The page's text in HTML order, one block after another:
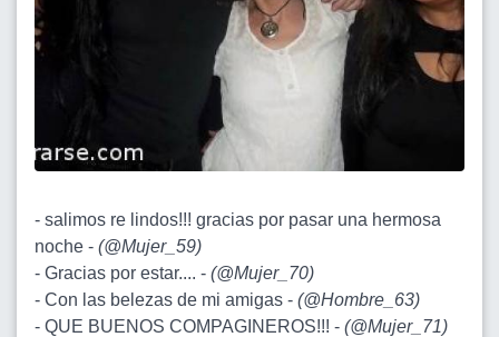
- salimos re lindos!!! gracias por pasar una hermosa
noche - (@Mujer_59)
- Gracias por estar.... - (@Mujer_70)
- Con las belezas de mi amigas - (@Hombre_63)
- QUE BUENOS COMPAGINEROS!!! - (@Mujer_71)